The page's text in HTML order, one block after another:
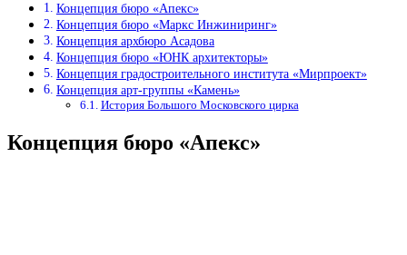
Концепция бюро «Апекс»
Концепция бюро «Маркс Инжиниринг»
Концепция архбюро Асадова
Концепция бюро «ЮНК архитекторы»
Концепция градостроительного института «Мирпроект»
Концепция арт-группы «Камень»
История Большого Московского цирка
Концепция бюро «Апекс»